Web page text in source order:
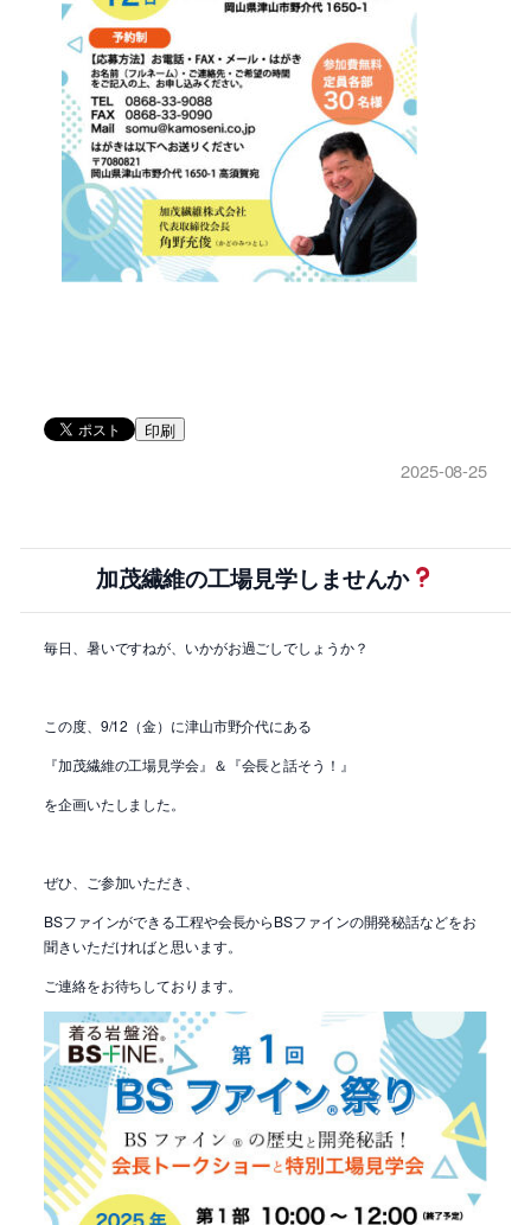
印刷
2025-08-25
加茂繊維の工場見学しませんか
毎日、暑いですねが、いかがお過ごしでしょうか？
この度、9/12（金）に津山市野介代にある
『加茂繊維の工場見学会』＆『会長と話そう！』
を企画いたしました。
ぜひ、ご参加いただき、
BSファインができる工程や会長からBSファインの開発秘話などをお
聞きいただければと思います。
ご連絡をお待ちしております。